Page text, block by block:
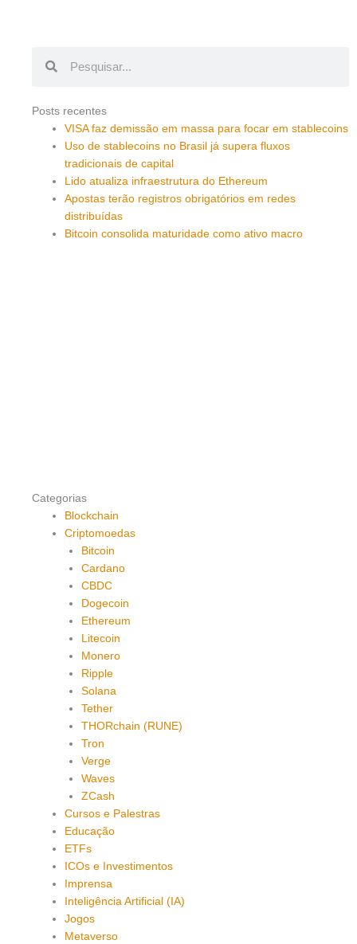
Posts recentes
VISA faz demissão em massa para focar em stablecoins
Uso de stablecoins no Brasil já supera fluxos
tradicionais de capital
Lido atualiza infraestrutura do Ethereum
Apostas terão registros obrigatórios em redes
distribuídas
Bitcoin consolida maturidade como ativo macro
Categorias
Blockchain
Criptomoedas
Bitcoin
Cardano
CBDC
Dogecoin
Ethereum
Litecoin
Monero
Ripple
Solana
Tether
THORchain (RUNE)
Tron
Verge
Waves
ZCash
Cursos e Palestras
Educação
ETFs
ICOs e Investimentos
Imprensa
Inteligência Artificial (IA)
Jogos
Metaverso